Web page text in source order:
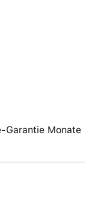
Garantie Monate